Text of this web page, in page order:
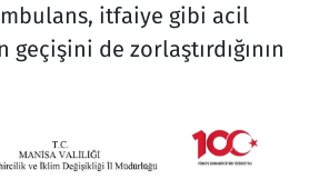
itfaiye gibi acil
geçişini de zorlaştırdığının